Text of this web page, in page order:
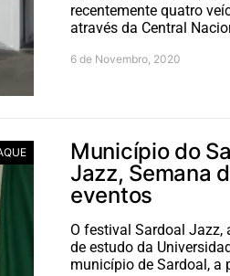
recentemente quatro
através da Central
6 de Novembro, 2020
Município do
Jazz, Semana
eventos
O festival Sardoal Jazz,
de estudo da
município de Sardoal, a